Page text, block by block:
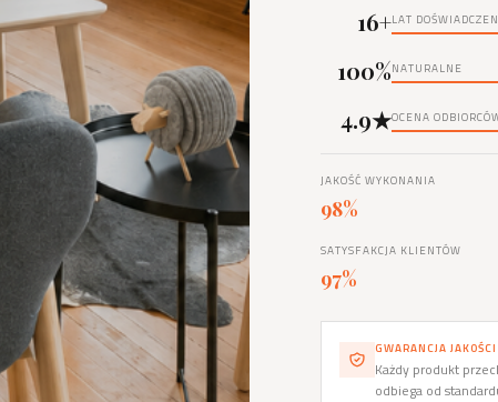
16+LAT
100%NATURALNE
4.9★OCENA
JAKOŚĆ WYKONANIA
98%
SATYSFAKCJA KLIENTÓW
97%
GWARANCJA JAKOŚCI
Każdy produkt
odbiega od